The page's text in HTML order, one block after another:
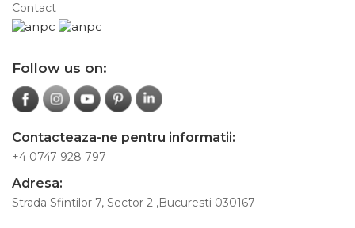
Contact
Follow us on:
Contacteaza-ne pentru informatii:
+4 0747 928 797
Adresa:
Strada Sfintilor 7, Sector 2 ,Bucuresti 030167